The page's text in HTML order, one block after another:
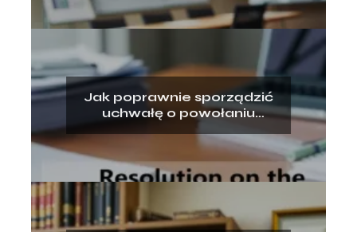
Jak poprawnie sporządzić
uchwałę o powołaniu